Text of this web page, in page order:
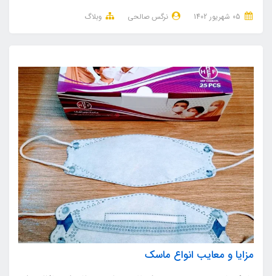
نرگس صالحی وبلاگ
مزایا و معایب انواع ماسک